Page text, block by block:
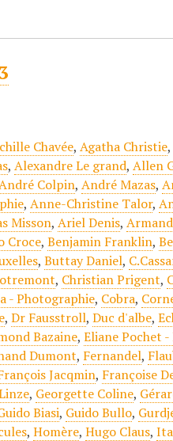
Chavée,Agatha Christie
,Alexandre Le grand,Allen
Colpin,André Mazas,
,Anne-Christine Talor,
Misson,Ariel Denis,
Croce,Benjamin Franklin,
,Buttay Daniel,
, Christian Prigent,
- Photographie, Cobra,
,Dr Fausstroll,Duc d'albe,
Bazaine,Eliane Pochet
Dumont, Fernandel,
Jacqmin, Françoise
, Georgette Coline,
Biasi, Guido Bullo,
,Homère,Hugo Claus,